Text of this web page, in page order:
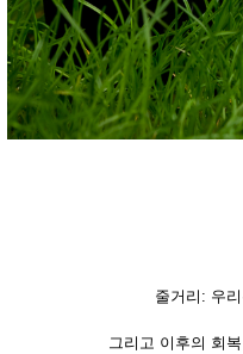
줄거리: 우
그리고 이후의 회